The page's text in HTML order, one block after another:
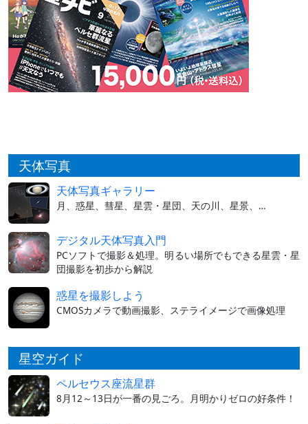
天体写真
天体写真ギャラリー
月、惑星、彗星、星雲・星団、天の川、星景、…
デジタル天体写真入門
PCソフトで撮影＆処理。明るい場所でもできる星雲・星
団撮影を初歩から解説
惑星を撮影しよう
CMOSカメラで動画撮影、ステライメージで画像処理
星空ガイド
ペルセウス座流星群
8月12～13日が一番の見ごろ。月明かりゼロの好条件！